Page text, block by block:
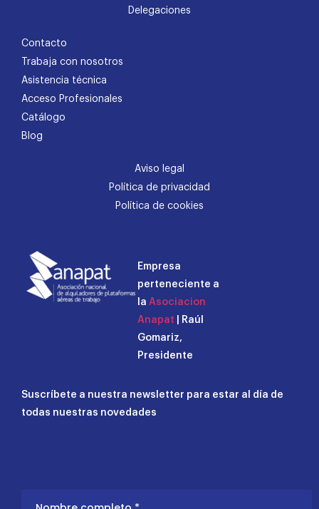
Delegaciones
Contacto
Trabaja con nosotros
Asistencia técnica
Acceso Profesionales
Catálogo
Blog
Aviso legal
Política de privacidad
Política de cookies
Empresa
perteneciente a
la Asociacion
Anapat | Raúl
Gomariz,
Presidente
Suscríbete a nuestra newsletter para estar al día de
todas nuestras novedades